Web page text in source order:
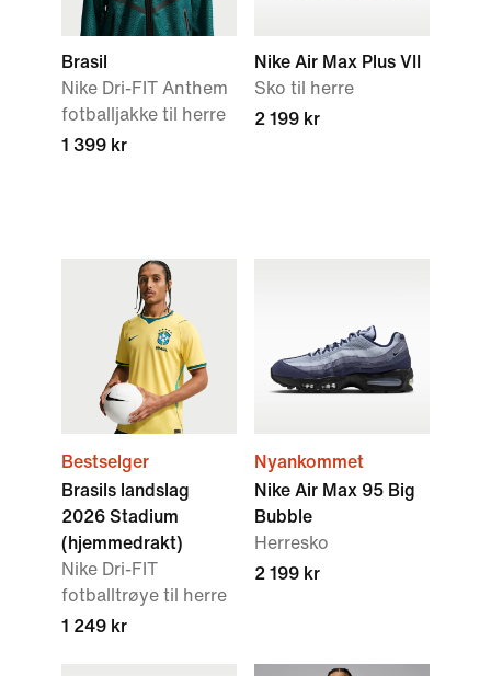
Brasil
Nike Dri-FIT Anthem
fotballjakke til herre
1 399 kr
Nike Air Max Plus VII
Sko til herre
2 199 kr
Bestselger
Brasils landslag
2026 Stadium
(hjemmedrakt)
Nike Dri-FIT
fotballtrøye til herre
1 249 kr
Nyankommet
Nike Air Max 95 Big
Bubble
Herresko
2 199 kr